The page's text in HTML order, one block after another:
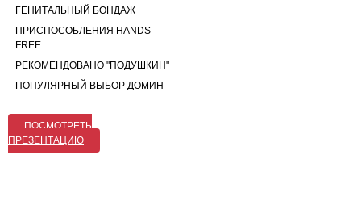
ГЕНИТАЛЬНЫЙ БОНДАЖ
ПРИСПОСОБЛЕНИЯ HANDS-
FREE
РЕКОМЕНДОВАНО "ПОДУШКИН"
ПОПУЛЯРНЫЙ ВЫБОР ДОМИН
ПОСМОТРЕТЬ
ПРЕЗЕНТАЦИЮ